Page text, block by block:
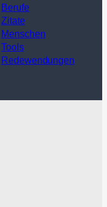
Berufe
Zitate
Menschen
Tools
Redewendungen